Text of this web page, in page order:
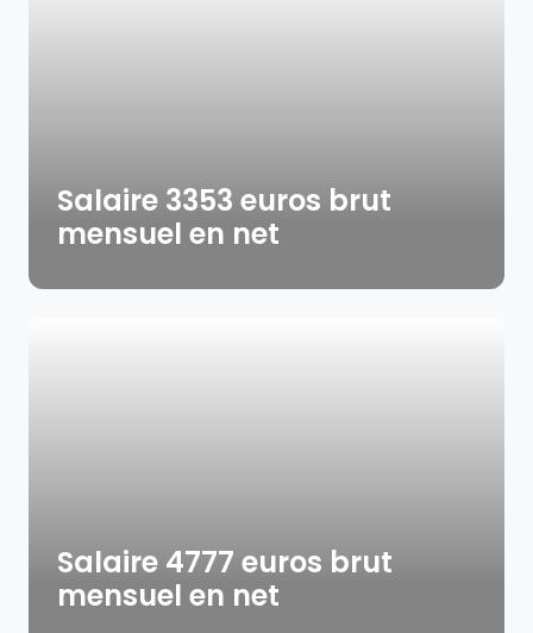
Salaire 3353 euros brut
mensuel en net
Salaire 4777 euros brut
mensuel en net